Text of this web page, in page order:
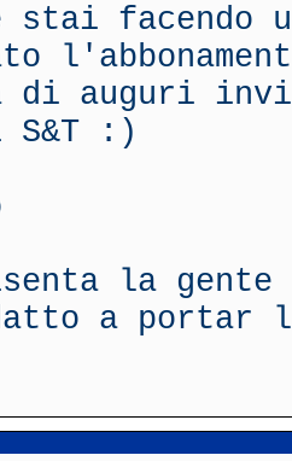
facendo
auguri
S&T :)
la gente
a portar